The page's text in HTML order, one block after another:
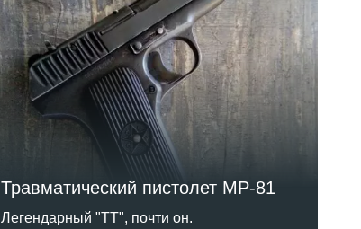
Травматический пистолет МР-81
Легендарный "ТТ", почти он.